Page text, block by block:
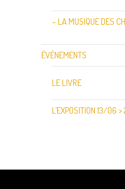
– LA MUSIQUE DES
ÉVÉNEMENTS
LE LIVRE
L’EXPOSITION 13/06